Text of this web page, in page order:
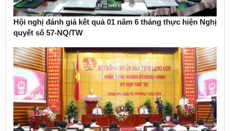
Hội nghị đánh giá kết quả 01 năm 6 tháng thực hiện Nghị
quyết số 57-NQ/TW